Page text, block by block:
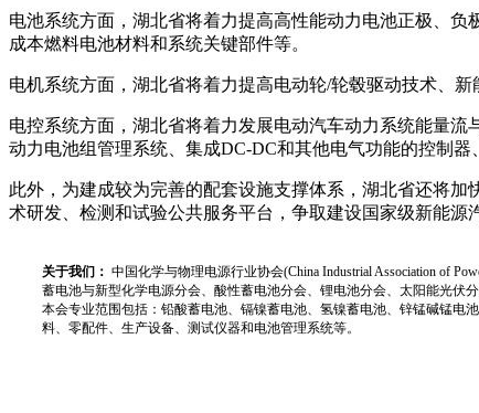
电池系统方面，湖北省将着力提高高性能动力电池正极、
成本燃料电池材料和系统关键部件等。
电机系统方面，湖北省将着力提高电动轮/轮毂驱动技术、
电控系统方面，湖北省将着力发展电动汽车动力系统能量
动力电池组管理系统、集成DC-DC和其他电气功能的控制器
此外，为建成较为完善的配套设施支撑体系，湖北省还将
术研发、检测和试验公共服务平台，争取建设国家级新能源
关于我们： 中国化学与物理电源行业协会(China Industrial Association of
蓄电池与新型化学电源分会、酸性蓄电池分会、锂电池分会、太阳能光伏
本会专业范围包括：铅酸蓄电池、镉镍蓄电池、氢镍蓄电池、锌锰碱锰电
料、零配件、生产设备、测试仪器和电池管理系统等。